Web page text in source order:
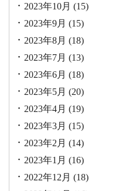
2023年10月 (15)
2023年9月 (15)
2023年8月 (18)
2023年7月 (13)
2023年6月 (18)
2023年5月 (20)
2023年4月 (19)
2023年3月 (15)
2023年2月 (14)
2023年1月 (16)
2022年12月 (18)